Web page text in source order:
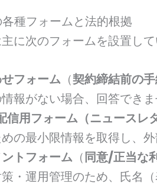
種フォームと法的根拠
に次のフォームを設置し
フォーム （契約締結前の
報がない場合、回答でき
信用フォーム（ニュースレ
の最小限情報を取得し、
トフォーム （同意/正当な
・運用管理のため、氏名（